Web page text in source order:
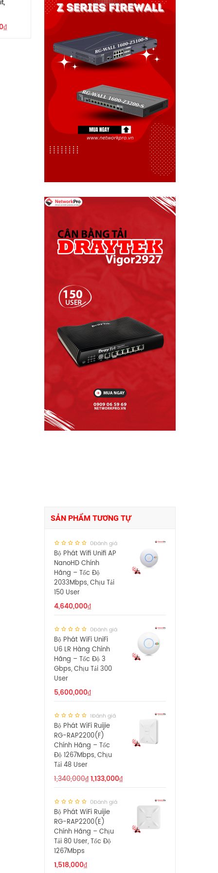
₫
SẢN PHẨM TƯƠNG TỰ
0Đánh giá
Bộ Phát Wifi Unifi AP
NanoHD Chính
Hãng – Tốc Độ
2033Mbps, Chịu Tải
150 User
4,640,000₫
0Đánh giá
Bộ Phát WiFi UniFi
U6 LR Hàng Chính
Hãng – Tốc Độ 3
Gbps, Chịu Tải 300
User
5,600,000₫
1Đánh giá
Bộ Phát WiFi Ruijie
RG-RAP2200(F)
Chính Hãng – Tốc
Độ 1267Mbps, Chịu
Tải 48 User
1,340,000₫1,133,000₫
0Đánh giá
Bộ Phát WiFi Ruijie
RG-RAP2200(E)
Chính Hãng – Chịu
Tải 80 User, Tốc Độ
1267Mbps
1,518,000₫